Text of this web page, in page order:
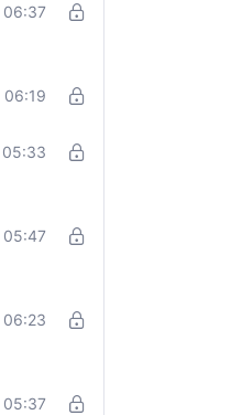
06:37
06:19
05:33
05:47
06:23
05:37